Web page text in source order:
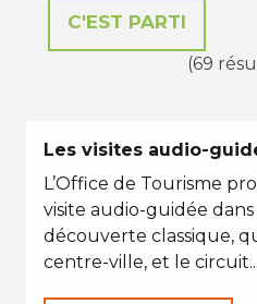
(69
Les visites audio-
L’Office de Tourisme
visite audio-guidée
découverte classique,
centre-ville, et le circuit...